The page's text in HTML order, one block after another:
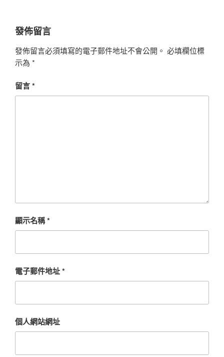
發佈留言
發佈留言必須填寫的電子郵件地址不會公開。 必填欄位標
示為 *
留言*
顯示名稱*
電子郵件地址*
個人網站網址